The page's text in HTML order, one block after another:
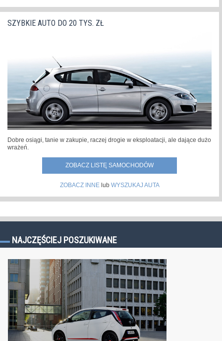
SZYBKIE AUTO DO 20 TYS. ZŁ
Dobre osiągi, tanie w zakupie, raczej drogie w eksploatacji, ale dające dużo
wrażeń.
ZOBACZ LISTĘ SAMOCHODÓW
ZOBACZ INNElub WYSZUKAJ AUTA
NAJCZĘŚCIEJ POSZUKIWANE